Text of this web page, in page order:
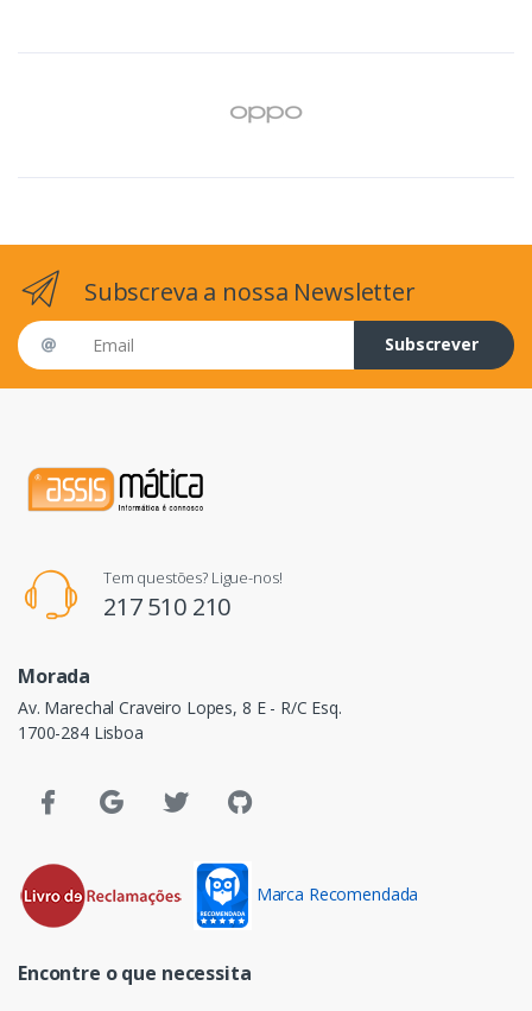
Subscreva a nossa Newsletter
Email address
Subscrever
Tem questões? Ligue-nos!
217 510 210
Morada
Av. Marechal Craveiro Lopes, 8 E - R/C Esq.
1700-284 Lisboa
Marca Recomendada
Encontre o que necessita